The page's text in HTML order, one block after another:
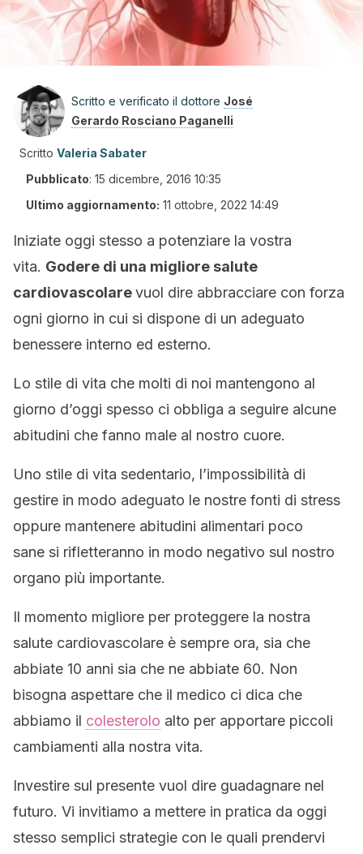
Scritto e verificato il dottore José
Gerardo Rosciano Paganelli
Scritto Valeria Sabater
Pubblicato: 15 dicembre, 2016 10:35
Ultimo aggiornamento: 11 ottobre, 2022 14:49
Iniziate oggi stesso a potenziare la vostra
vita. Godere di una migliore salute
cardiovascolarevuol dire abbracciare con forza
ogni giorno in cui si dispone di un adeguato
benessere interno ed esterno.
Lo stile di vita che molti di noi mantengono al
giorno d’oggi spesso ci obbliga a seguire alcune
abitudini che fanno male al nostro cuore.
Uno stile di vita sedentario, l’impossibilità di
gestire in modo adeguato le nostre fonti di stress
oppure mantenere abitudini alimentari poco
sane si rifletteranno in modo negativo sul nostro
organo più importante.
Il momento migliore per proteggere la nostra
salute cardiovascolare è sempre ora, sia che
abbiate 10 anni sia che ne abbiate 60. Non
bisogna aspettare che il medico ci dica che
abbiamo il colesterolo alto per apportare piccoli
cambiamenti alla nostra vita.
Investire sul presente vuol dire guadagnare nel
futuro. Vi invitiamo a mettere in pratica da oggi
stesso semplici strategie con le quali prendervi